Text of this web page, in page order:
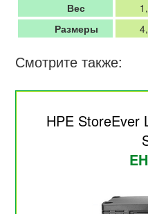
Вес
Размеры
Смотрите также:
HPE StoreEver